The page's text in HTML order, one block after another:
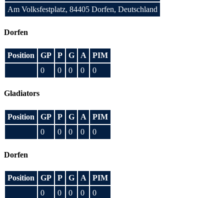
Am Volksfestplatz, 84405 Dorfen, Deutschland
Dorfen
Position GP P G A
PIM
0
0 0 0 0
Gladiators
Position GP P G A
PIM
0
0 0 0 0
Dorfen
Position GP P G A
PIM
0
0 0 0 0